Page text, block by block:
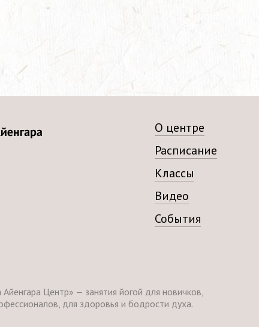
О центре
Расписание
Классы
Видео
События
Центр» — занятия йогой для новичков,
для здоровья и бодрости духа.